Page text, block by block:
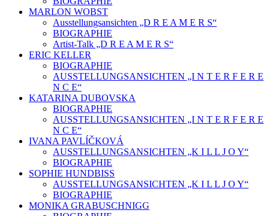
MARLON WOBST
Ausstellungsansichten „D R E A M E R S“
BIOGRAPHIE
Artist-Talk „D R E A M E R S“
ERIC KELLER
BIOGRAPHIE
AUSSTELLUNGSANSICHTEN „I N T E R F E R E
N C E“
KATARINA DUBOVSKA
BIOGRAPHIE
AUSSTELLUNGSANSICHTEN „I N T E R F E R E
N C E“
IVANA PAVLÍČKOVÁ
AUSSTELLUNGSANSICHTEN „K I L L J O Y“
BIOGRAPHIE
SOPHIE HUNDBISS
AUSSTELLUNGSANSICHTEN „K I L L J O Y“
BIOGRAPHIE
MONIKA GRABUSCHNIGG